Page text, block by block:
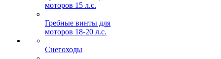
моторов 15 л.с.
Гребные винты для
моторов 18-20 л.с.
Снегоходы